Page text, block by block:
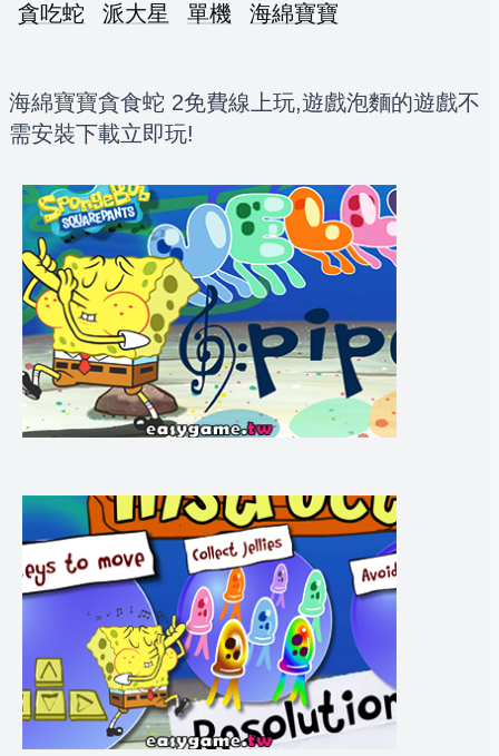
貪吃蛇
派大星 單機 海綿寶寶
海綿寶寶貪食蛇 2免費線上玩,遊戲泡麵的遊戲不
需安裝下載立即玩!